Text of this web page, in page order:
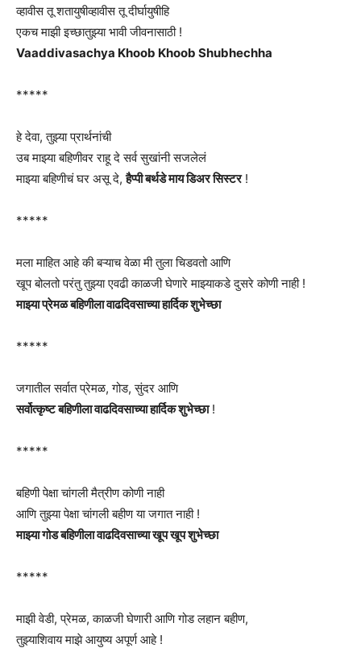
व्हावीस तू शतायुषीव्हावीस तू दीर्घायुषीहि
एकच माझी इच्छातुझ्या भावी जीवनासाठी !
Vaaddivasachya Khoob Khoob Shubhechha
*****
हे देवा, तुझ्या प्रार्थनांची
उब माझ्या बहिणीवर राहू दे सर्व सुखांनी सजलेलं
माझ्या बहिणीचं घर असू दे,हैप्पी बर्थडे माय डिअर सिस्टर!
*****
मला माहित आहे की बऱ्याच वेळा मी तुला चिडवतो आणि
खूप बोलतो परंतु तुझ्या एवढी काळजी घेणारे माझ्याकडे दुसरे कोणी नाही !
माझ्या प्रेमळ बहिणीला वाढदिवसाच्या हार्दिक शुभेच्छा
*****
जगातील सर्वात प्रेमळ, गोड, सुंदर आणि
सर्वोत्कृष्ट बहिणीला वाढदिवसाच्या हार्दिक शुभेच्छा!
*****
बहिणी पेक्षा चांगली मैत्रीण कोणी नाही
आणि तुझ्या पेक्षा चांगली बहीण या जगात नाही !
माझ्या गोड बहिणीला वाढदिवसाच्या खूप खूप शुभेच्छा
*****
माझी वेडी, प्रेमळ, काळजी घेणारी आणि गोड लहान बहीण,
तुझ्याशिवाय माझे आयुष्य अपूर्ण आहे !